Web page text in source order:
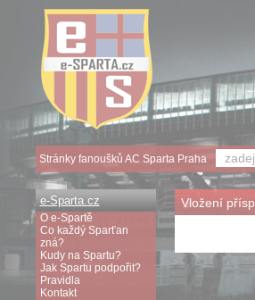
Vložení
e-Sparta.cz
O e-Spartě
Co každý Sparťan
zná?
Kudy na Spartu?
Jak Spartu podpořit?
Pravidla
Kontakt
Stránky fanoušků AC Sparta Praha